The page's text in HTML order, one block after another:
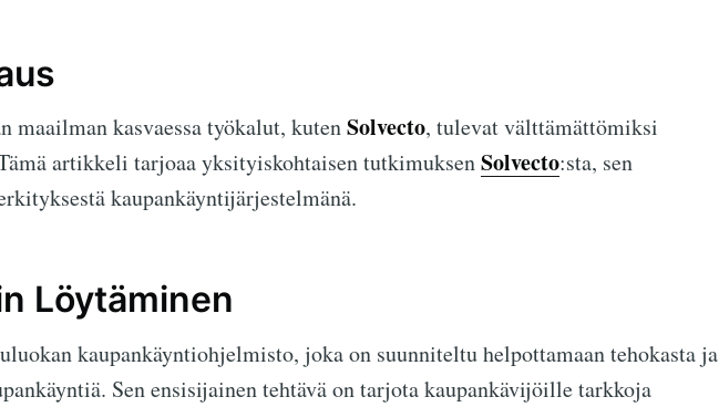
maailman kasvaessa työkalut, kutenSolvecto, tulevat välttämättömiksi
artikkeli tarjoaa yksityiskohtaisen tutkimuksenSolvecto:sta, sen
kaupankäyntijärjestelmänä.
Löytäminen
kaupankäyntiohjelmisto, joka on suunniteltu helpottamaan tehokasta ja
Sen ensisijainen tehtävä on tarjota kaupankävijöille tarkkoja